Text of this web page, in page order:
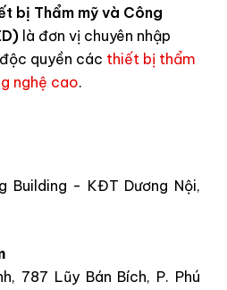
bị Thẩm mỹ và Công
là đơn vị chuyên nhập
quyền các thiết bị thẩm
nghệ cao.
Building - KĐT Dương Nội,
787 Lũy Bán Bích, P. Phú